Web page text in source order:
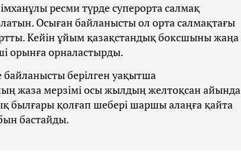
ресми түрде суперорта салмақ
Осыған байланысты ол орта салмақтағы
Кейін ұйым қазақстандық боксшыны жаңа
орынға орналастырды.
байланысты берілген уақытша
жаза мерзімі осы жылдың желтоқсан айында
былғары қолғап шебері шаршы алаңға қайта
бастайды.